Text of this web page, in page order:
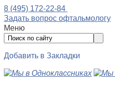
8 (495) 172-22-84
Задать вопрос офтальмологу
Меню
Добавить в Закладки